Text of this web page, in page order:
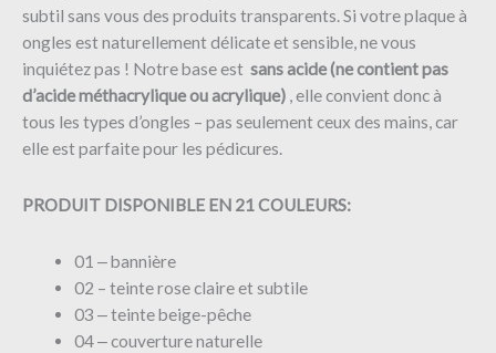
subtil sans vous des produits transparents. Si votre plaque à
ongles est naturellement délicate et sensible, ne vous
inquiétez pas ! Notre base est sans acide (ne contient pas
d’acide méthacrylique ou acrylique) , elle convient donc à
tous les types d’ongles – pas seulement ceux des mains, car
elle est parfaite pour les pédicures.
PRODUIT DISPONIBLE EN 21 COULEURS:
01 ‒ bannière
02 – teinte rose claire et subtile
03 ‒ teinte beige-pêche
04 ‒ couverture naturelle